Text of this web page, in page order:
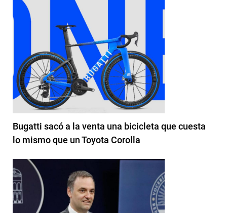
Bugatti sacó a la venta una bicicleta que cuesta
lo mismo que un Toyota Corolla